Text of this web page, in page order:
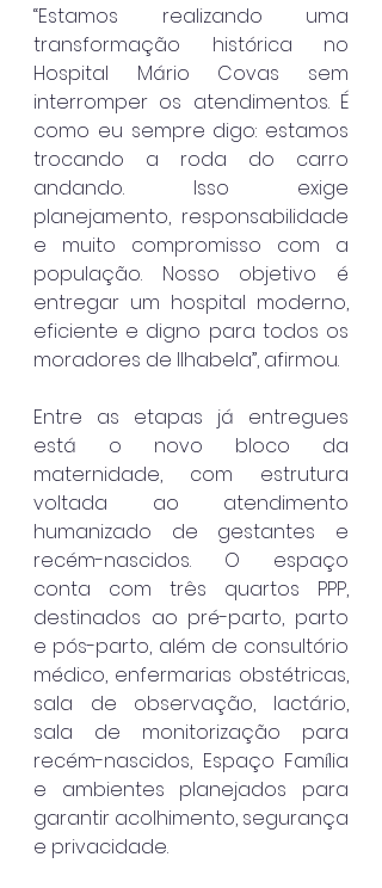
“Estamos realizando uma
transformação histórica no
Hospital Mário Covas sem
interromper os atendimentos. É
como eu sempre digo: estamos
trocando a roda do carro
andando. Isso exige
planejamento, responsabilidade
e muito compromisso com a
população. Nosso objetivo é
entregar um hospital moderno,
eficiente e digno para todos os
moradores de Ilhabela”, afirmou.
Entre as etapas já entregues
está o novo bloco da
maternidade, com estrutura
voltada ao atendimento
humanizado de gestantes e
recém-nascidos. O espaço
conta com três quartos PPP,
destinados ao pré-parto, parto
e pós-parto, além de consultório
médico, enfermarias obstétricas,
sala de observação, lactário,
sala de monitorização para
recém-nascidos, Espaço Família
e ambientes planejados para
garantir acolhimento, segurança
e privacidade.